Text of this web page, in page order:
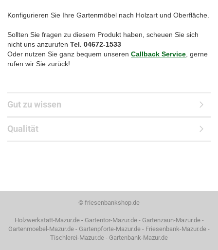
Konfigurieren Sie Ihre Gartenmöbel nach Holzart und Oberfläche.
Sollten Sie fragen zu diesem Produkt haben, scheuen Sie sich
nicht uns anzurufen Tel. 04672-1533
Oder nutzen Sie ganz bequem unseren Callback Service , gerne
rufen wir Sie zurück!
Gut zu wissen
Qualität
© friesenbankshop.de
Holzwerkstatt-Mazur.de- Gartentor-Mazur.de- Gartenzaun-Mazur.de-
Gartenmoebel-Mazur.de - Gartenpforte-Mazur.de - Friesenbank-Mazur.de -
Tischlerei-Mazur.de - Gartenbank-Mazur.de